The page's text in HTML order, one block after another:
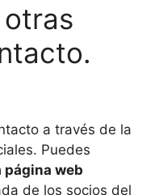
a través de la
Puedes
página web
de los socios del